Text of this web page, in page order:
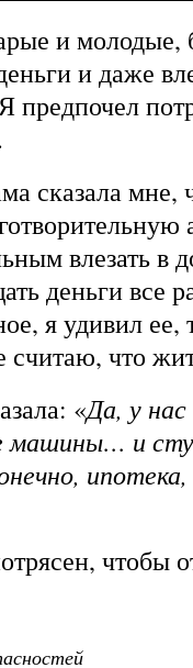
и молодые,
и даже
сказала мне,
влезать в
деньги все
я удивил ее,
считаю, что
«Да, у
машины… и
чтобы